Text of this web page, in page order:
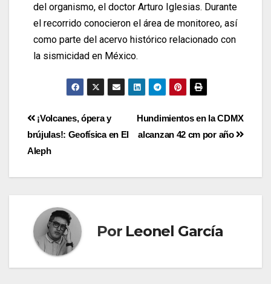
del organismo, el doctor Arturo Iglesias. Durante
el recorrido conocieron el área de monitoreo, así
como parte del acervo histórico relacionado con
la sismicidad en México.
Hundimientos en la CDMX
alcanzan 42 cm por año
¡Volcanes, ópera y
brújulas!: Geofísica en El
Aleph
Por Leonel García